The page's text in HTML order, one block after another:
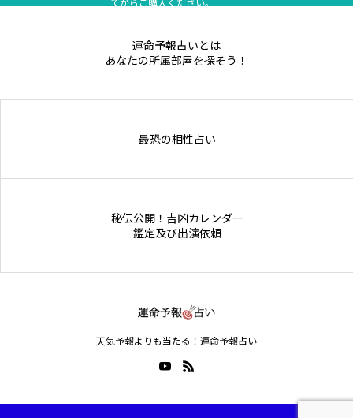
運命予報占いとは
あなたの所属部屋を探そう！
最恐の相性占い
秘伝公開！吉凶カレンダー
鑑定及び出演依頼
天気予報よりも当たる！運命予報占い